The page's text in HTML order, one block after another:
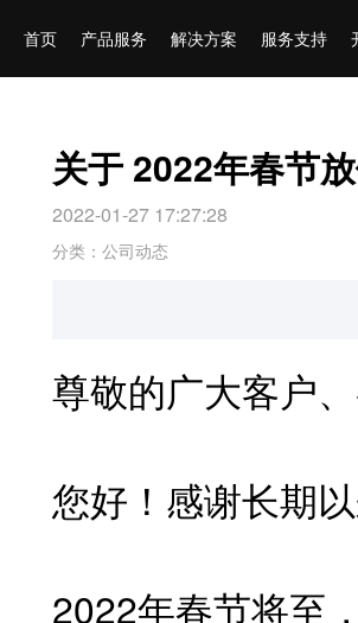
首页 产品服务 解决方案 服务支持
关于 2022年春节
2022-01-27 17:27:28
分类：公司动态
尊敬的广大客户
您好！感谢长期
2022年春节将至